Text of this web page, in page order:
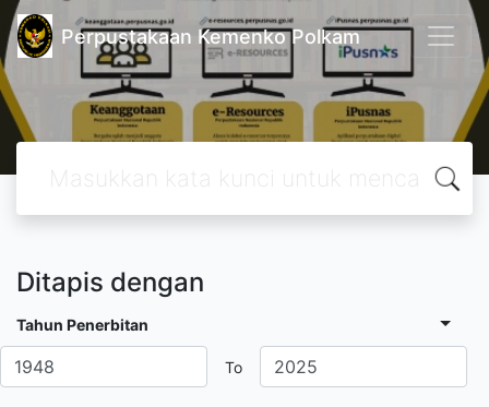
Perpustakaan Kemenko Polkam
Ditapis dengan
Tahun Penerbitan
To